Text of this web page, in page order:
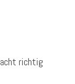
richtig